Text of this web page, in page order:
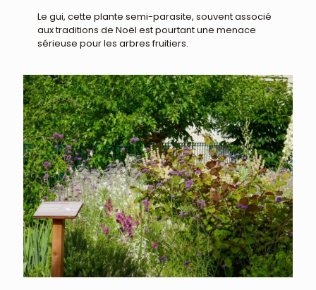
Le gui, cette plante semi-parasite, souvent associé
aux traditions de Noël est pourtant une menace
sérieuse pour les arbres fruitiers.